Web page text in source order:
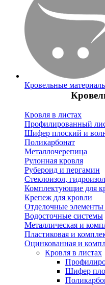
Кровельные
Кровля в листах
Профилированный
Шифер плоский и
Поликарбонат
Металлочерепица
Рулонная кровля
Рубероид и пергамин
Стеклоизол, гидроизол
Комплектующие для
Крепеж для кровли
Отделочные элементы
Водосточные системы
Металлическая и
Пластиковая и
Оцинкованная и
Кровля в листах
Шифер